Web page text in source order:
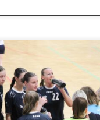
Nkft 25 – 31 (15-
fordulójában Mike
Stella 7, Szögi Tímea 7 (2),